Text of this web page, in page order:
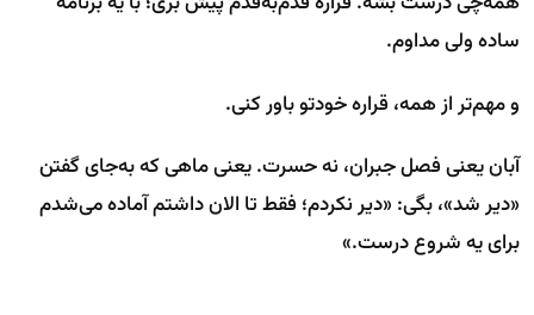
ساده ولی مداوم.
و مهم‌تر از همه، قراره خودتو باور کنی.
آبان یعنی فصل جبران، نه حسرت. یعنی ماهی که به‌جای گفتن
«دیر شد»، بگی: «دیر نکردم؛ فقط تا الان داشتم آماده می‌شدم
برای یه شروع درست.»